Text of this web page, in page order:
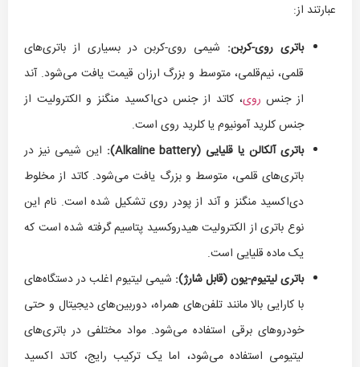
عبارتند از:
باتری روی-کربن: شیمی روی-کربن در بسیاری از باتری‌های
قلمی، نیم‌قلمی، متوسط و بزرگ ارزان قیمت یافت می‌شود. آند
از جنس روی، کاتد از جنس دی‌اکسید منگنز و الکترولیت از
جنس کلرید آمونیوم یا کلرید روی است.
باتری آلکالن یا قلیایی (Alkaline battery
): این شیمی نیز در
باتری‌های قلمی، متوسط و بزرگ یافت می‌شود. کاتد از مخلوط
دی‌اکسید منگنز و آند از پودر روی تشکیل شده است. نام این
نوع باتری از الکترولیت هیدروکسید پتاسیم گرفته شده است که
یک ماده قلیایی است.
باتری لیتیوم-یون (قابل شارژ): شیمی لیتیوم اغلب در دستگاه‌های
با کارایی بالا مانند تلفن‌های همراه، دوربین‌های دیجیتال و حتی
خودروهای برقی استفاده می‌شود. مواد مختلفی در باتری‌های
لیتیومی استفاده می‌شود، اما یک ترکیب رایج، کاتد اکسید